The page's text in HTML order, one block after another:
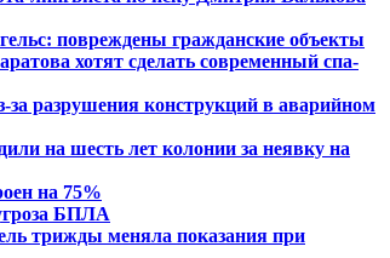
повреждены гражданские объекты
хотят сделать современный спа-
за разрушения конструкций в аварийном
на шесть лет колонии за неявку на
на 75%
БПЛА
трижды меняла показания при